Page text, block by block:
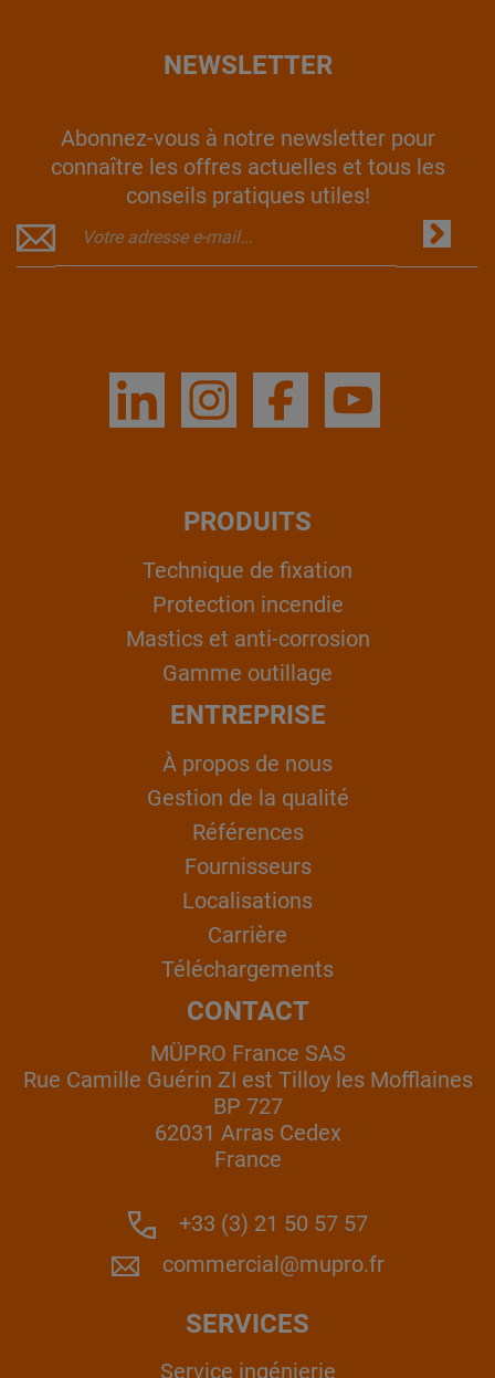
NEWSLETTER
Abonnez-vous à notre newsletter pour
connaître les offres actuelles et tous les
conseils pratiques utiles!
PRODUITS
Technique de fixation
Protection incendie
Mastics et anti-corrosion
Gamme outillage
ENTREPRISE
À propos de nous
Gestion de la qualité
Références
Fournisseurs
Localisations
Carrière
Téléchargements
CONTACT
MÜPRO France SAS
Rue Camille Guérin ZI est Tilloy les Mofflaines
BP 727
62031 Arras Cedex
France
+33 (3) 21 50 57 57
commercial@mupro.fr
SERVICES
Service ingénierie